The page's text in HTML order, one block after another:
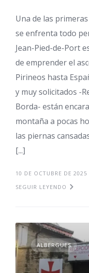
Una de las
se enfrenta todo
Jean-Pied-de-Port
de emprender el
Pirineos hasta
y muy solicitados -
Borda- están
montaña a pocas
las piernas
[...]
10 DE OCTUBRE DE 2025
SEGUIR LEYENDO
ALBERGUES